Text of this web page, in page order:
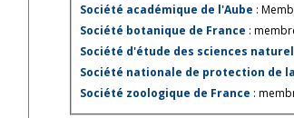
Société académique de l'Aube :
Société botanique de France :
Société d'étude des sciences
Société nationale de protection de
Société zoologique de France :